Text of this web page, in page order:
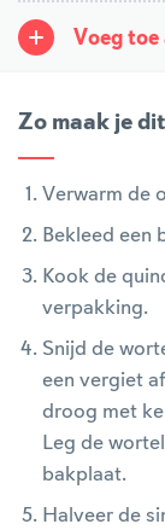
Voeg
Zo maak je
Verwarm de
Bekleed een
Kook de
verpakking.
Snijd de
een vergiet
droog met
Leg de
bakplaat.
Halveer de